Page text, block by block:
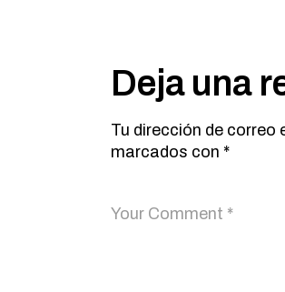
Deja una
Tu dirección de correo
marcados con *